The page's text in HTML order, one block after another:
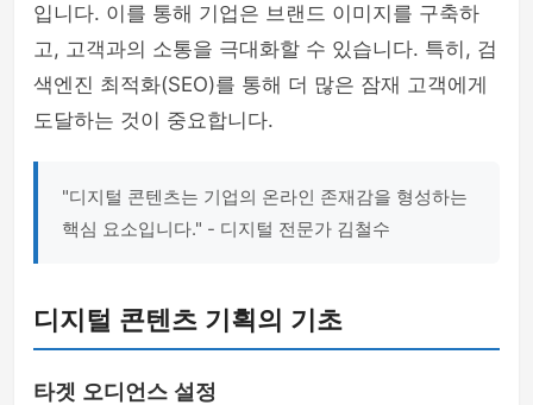
입니다. 이를 통해 기업은 브랜드 이미지를 구축하
고, 고객과의 소통을 극대화할 수 있습니다. 특히, 검
색엔진 최적화(SEO)를 통해 더 많은 잠재 고객에게
도달하는 것이 중요합니다.
"디지털 콘텐츠는 기업의 온라인 존재감을 형성하는
핵심 요소입니다." - 디지털 전문가 김철수
디지털 콘텐츠 기획의 기초
타겟 오디언스 설정